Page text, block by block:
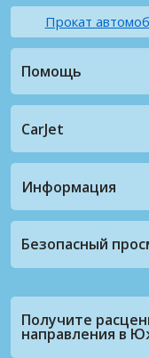
Прокат
Помощь
CarJet
Информация
Безопасный
Получите
направления в